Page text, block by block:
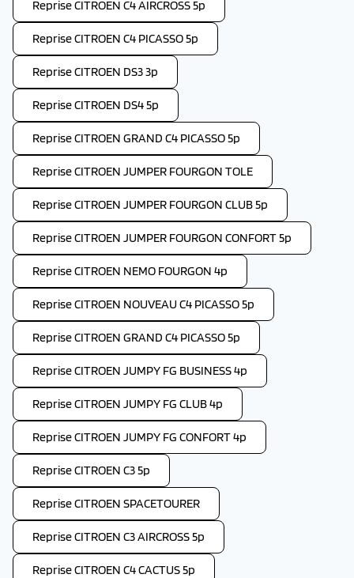
Reprise CITROEN C4 AIRCROSS 5p
Reprise CITROEN C4 PICASSO 5p
Reprise CITROEN DS3 3p
Reprise CITROEN DS4 5p
Reprise CITROEN GRAND C4 PICASSO 5p
Reprise CITROEN JUMPER FOURGON TOLE
Reprise CITROEN JUMPER FOURGON CLUB 5p
Reprise CITROEN JUMPER FOURGON CONFORT 5p
Reprise CITROEN NEMO FOURGON 4p
Reprise CITROEN NOUVEAU C4 PICASSO 5p
Reprise CITROEN GRAND C4 PICASSO 5p
Reprise CITROEN JUMPY FG BUSINESS 4p
Reprise CITROEN JUMPY FG CLUB 4p
Reprise CITROEN JUMPY FG CONFORT 4p
Reprise CITROEN C3 5p
Reprise CITROEN SPACETOURER
Reprise CITROEN C3 AIRCROSS 5p
Reprise CITROEN C4 CACTUS 5p